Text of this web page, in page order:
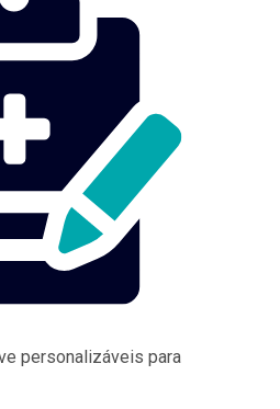
personalizáveis para